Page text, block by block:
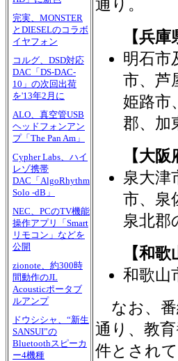
完実、MONSTER
とDIESELのコラボ
イヤフォン
コルグ、DSD対応
DAC「DS-DAC-
10」の次回出荷
を'13年2月に
ALO、真空管USB
ヘッドフォンアン
プ「The Pan Am」
Cypher Labs、ハイ
レゾ携帯
DAC「AlgoRhythm
Solo -dB」
NEC、PCのTV機能
操作アプリ「Smart
リモコン」などを
公開
zionote、約300時
間動作のJL
Acousticポータブ
ルアンプ
ドウシシャ、“新生
SANSUI”の
Bluetoothスピーカ
ー4機種
通り。
【兵庫
明石市
市、芦
姫路市
郡、加
【大阪
泉大津
市、泉
泉北郡
【和歌
和歌山
なお、番
通り、教
件とされて